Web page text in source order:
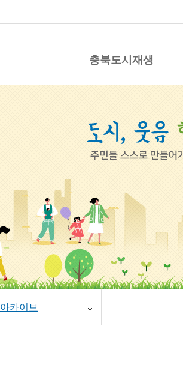
충북도시재생
아카이브